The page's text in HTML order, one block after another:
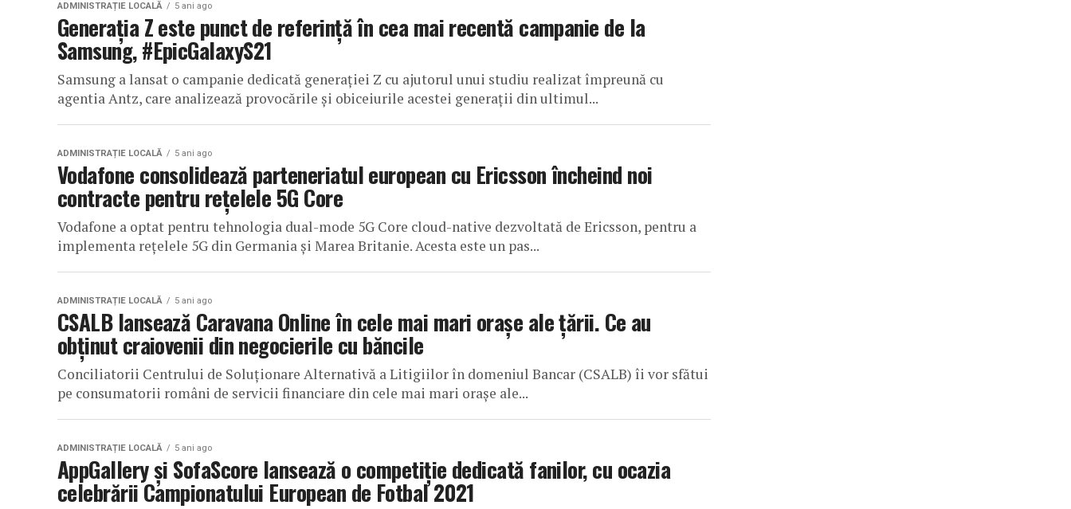
ADMINISTRAȚIE LOCALĂ 5 ani ago
Generația Z este punct de referință în cea mai recentă campanie de la
Samsung, #EpicGalaxyS21
Samsung a lansat o campanie dedicată generației Z cu ajutorul unui studiu realizat împreună cu
agentia Antz, care analizează provocările și obiceiurile acestei generații din ultimul...
ADMINISTRAȚIE LOCALĂ 5 ani ago
Vodafone consolidează parteneriatul european cu Ericsson încheind noi
contracte pentru rețelele 5G Core
Vodafone a optat pentru tehnologia dual-mode 5G Core cloud-native dezvoltată de Ericsson, pentru a
implementa rețelele 5G din Germania și Marea Britanie. Acesta este un pas...
ADMINISTRAȚIE LOCALĂ 5 ani ago
CSALB lansează Caravana Online în cele mai mari orașe ale țării. Ce au
obținut craiovenii din negocierile cu băncile
Conciliatorii Centrului de Soluționare Alternativă a Litigiilor în domeniul Bancar (CSALB) îi vor sfătui
pe consumatorii români de servicii financiare din cele mai mari orașe ale...
ADMINISTRAȚIE LOCALĂ 5 ani ago
AppGallery și SofaScore lansează o competiție dedicată fanilor, cu ocazia
celebrării Campionatului European de Fotbal 2021